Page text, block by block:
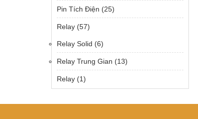
Pin Tích Điện (25)
Relay (57)
Relay Solid (6)
Relay Trung Gian (13)
Relay (1)